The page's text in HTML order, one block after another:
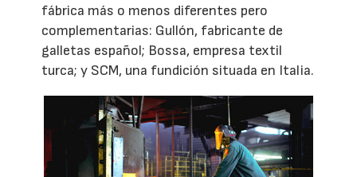
fábrica más o menos diferentes pero
complementarias: Gullón, fabricante de
galletas español; Bossa, empresa textil
turca; y SCM, una fundición situada en Italia.